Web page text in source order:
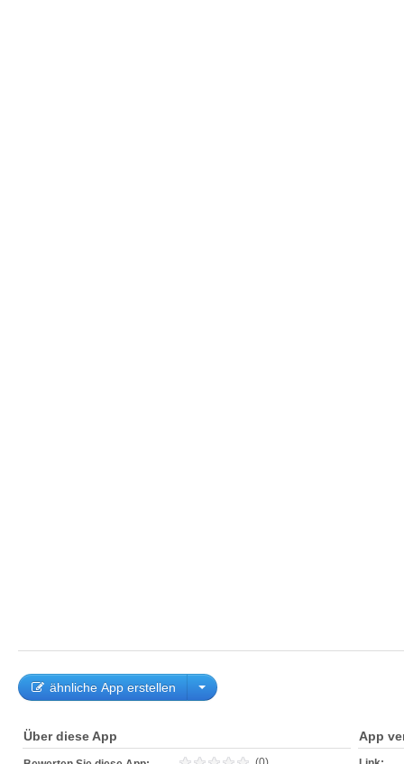
ähnliche App erstellen
Über diese App App